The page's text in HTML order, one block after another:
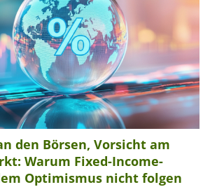
den Börsen, Vorsicht am
Warum Fixed-Income-
Optimismus nicht folgen